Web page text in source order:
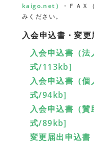
kaigo.net）
・ＦＡＸ
みください。
入会申込書・変更
入会申込書（
式/113kb]
入会申込書（
式/94kb]
入会申込書（
式/89kb]
変更届出申込